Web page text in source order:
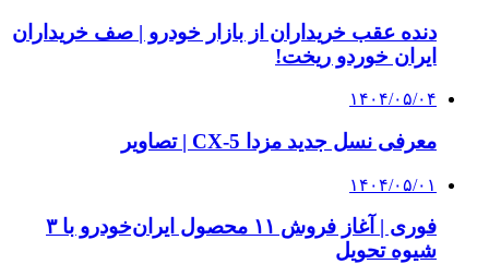
دنده عقب خریداران از بازار خودرو | صف خریداران
ایران خوردو ریخت!
۱۴۰۴/۰۵/۰۴
معرفی نسل جدید مزدا CX-5 | تصاویر
۱۴۰۴/۰۵/۰۱
فوری | آغاز فروش ۱۱ محصول ایران‌خودرو با ۳
شیوه تحویل